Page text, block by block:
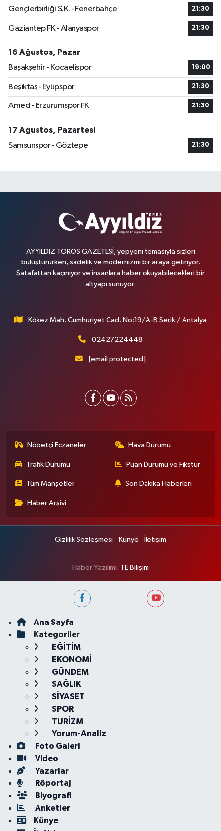
Gençlerbirliği S.K. - Fenerbahçe 21:30
Gaziantep FK - Alanyaspor 21:30
16 Ağustos, Pazar
Başakşehir - Kocaelispor
19:00
Beşiktaş - Eyüpspor 21:30
Amed - Erzurumspor FK 21:30
17 Ağustos, Pazartesi
Samsunspor - Göztepe
21:30
AYYILDIZ TOROS GAZETESİ, yepyeni temasıyla sizleri
buluştururken, sadelik ve modernizmi bir araya getiriyor.
Şatafattan kaçınıyor ve insanlara haber okuyabilecekleri bir
altyapı sunuyor.
Kökez Mah. Cumhuriyet Cad. No:19/A-B Serik / Antalya
02427224448
[email protected]
Nöbetçi Eczaneler Hava Durumu
Trafik Durumu Puan Durumu ve Fikstür
Tüm Manşetler Son Dakika Haberleri
Haber Arşivi
Gizlilik Sözleşmesi Künye İletişim
Haber Yazılımı: TE Bilişim
Ana Sayfa
Kategoriler
EĞİTİM
EKONOMİ
GÜNDEM
SAĞLIK
SİYASET
SPOR
TURİZM
Yorum-Analiz
Foto Galeri
Video
Yazarlar
Röportaj
Biyografi
Anketler
Künye